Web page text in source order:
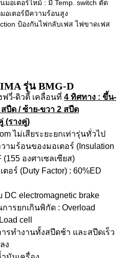
มอเตอร์ไหม้ : มี Temp. switch ตัด
อเตอร์มีความร้อนสูง
ป้องกันไฟกลับเฟส ไฟขาดเฟส
รุ่น BMG-D
ฟวี่-ดิวตี้ เคลื่อนที่ 4 ทิศทาง : ขึ้น-
ปีด / ซ้าย-ขวา 2 สปีด
(รางคู่)
ไม่เสียระยะยกเท่ารุ่นทั่วไป
มร้อนของมอเตอร์ (Insulation
(155 องศาเซลเซียส)
อร์ (Duty Factor) : 60%ED
DC electromagnetic brake
ารยกเกินพิกัด : Overload
cell
รทำงานทั้งสปีดช้า และสปีดเร็ว
ง